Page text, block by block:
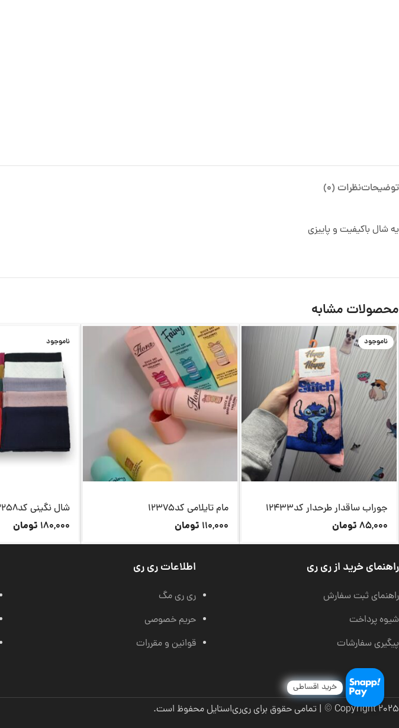
توضیحاتنظرات (0)
یه شال باکیفیت و پاییزی
محصولات مشابه
ناموجود
جوراب ساقدار طرحدار کد12433
85,000 تومان
مام تایلامی کد12375
110,000 تومان
ناموجود
شال نگینی کد12258
180,000 تومان
راهنمای خرید از ری ری
راهنمای ثبت سفارش
شیوه پرداخت
پیگیری سفارشات
اطلاعات ری ری
ری ری مگ
حریم خصوصی
قوانین و مقررات
Copyright 2025 © | تمامی حقوق برای ری‌ری‌استایل محفوظ است.
خرید اقساطی